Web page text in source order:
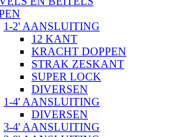
1-2' AANSLUITING
12 KANT
KRACHT DOPPEN
STRAK ZESKANT
SUPER LOCK
DIVERSEN
1-4' AANSLUITING
DIVERSEN
3-4' AANSLUITING